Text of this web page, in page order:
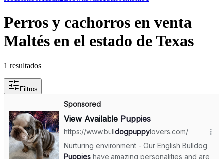
Perros y cachorros en venta
Maltés en el estado de Texas
1 resultados
Filtros